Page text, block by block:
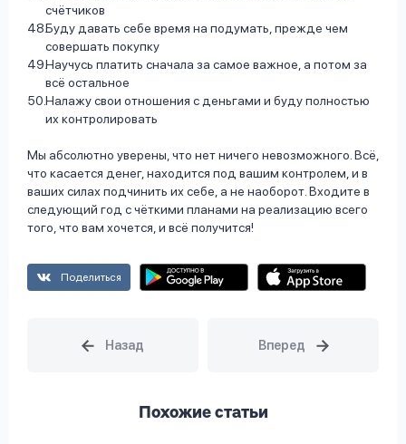
счётчиков
Буду давать себе время на подумать, прежде чем
совершать покупку
Научусь платить сначала за самое важное, а потом за
всё остальное
Налажу свои отношения с деньгами и буду полностью
их контролировать
Мы абсолютно уверены, что нет ничего невозможного. Всё,
что касается денег, находится под вашим контролем, и в
ваших силах подчинить их себе, а не наоборот. Входите в
следующий год с чёткими планами на реализацию всего
того, что вам хочется, и всё получится!
Поделиться
Похожие статьи